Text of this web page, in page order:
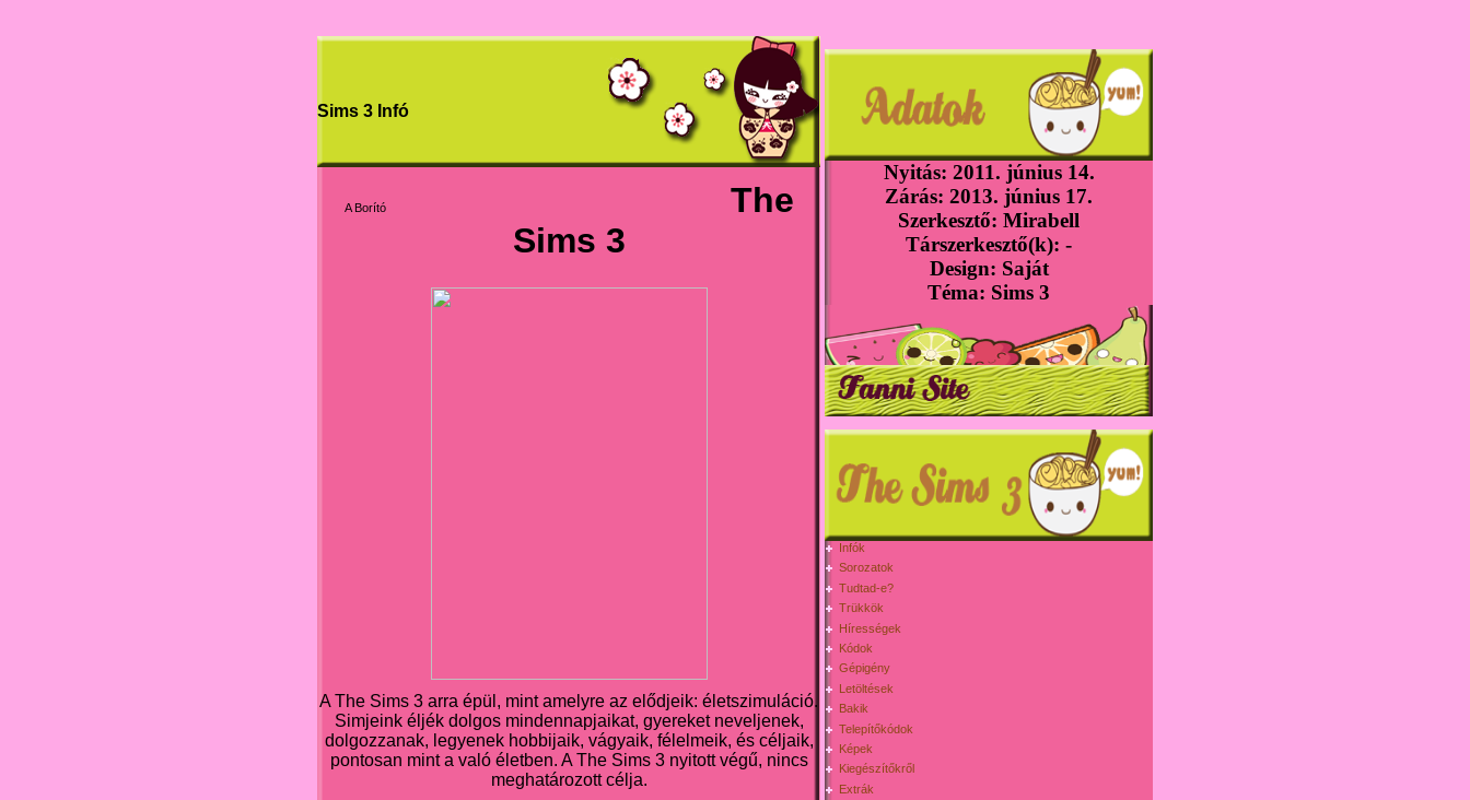
Sims 3 Infó
A Borító The
Sims 3
A The Sims 3 arra épül, mint amelyre az elődjeik: életszimuláció.
Simjeink éljék dolgos mindennapjaikat, gyereket neveljenek,
dolgozzanak, legyenek hobbijaik, vágyaik, félelmeik, és céljaik,
pontosan mint a való életben. A The Sims 3 nyitott végű, nincs
meghatározott célja.
Nyitás: 2011. június 14.
Zárás: 2013. június 17.
Szerkesztő: Mirabell
Társzerkesztő(k): -
Design: Saját
Téma: Sims 3
Infók
Sorozatok
Tudtad-e?
Trükkök
Hírességek
Kódok
Gépigény
Letöltések
Bakik
Telepítőkódok
Képek
Kiegészítőkről
Extrák